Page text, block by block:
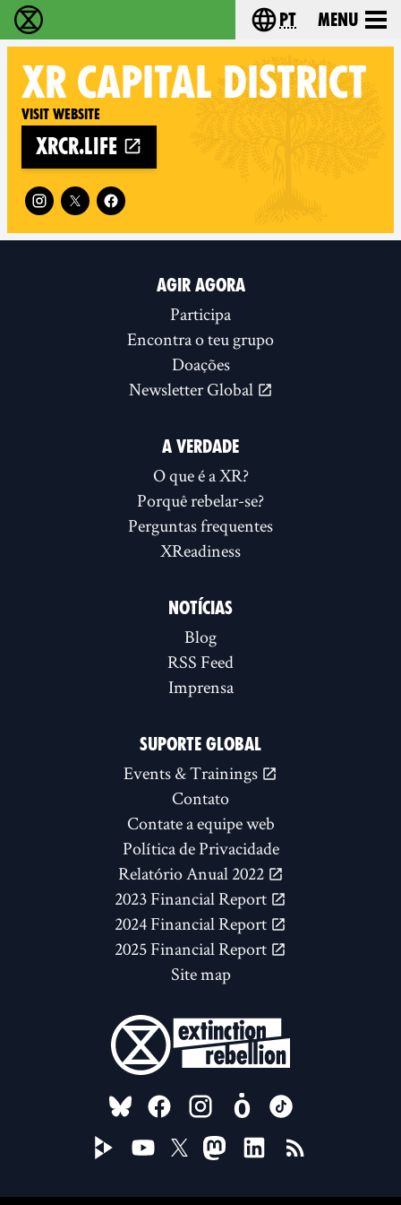
Extinction Rebellion - Home Choose your
pt Menu
XR CAPITAL DISTRICT
Visit website
xrcr.life
Follow XR Capital District on
AGIR AGORA
Participa
Encontra o teu grupo
Doações
Newsletter Global
A VERDADE
O que é a XR?
Porquê rebelar-se?
Perguntas frequentes
XReadiness
NOTÍCIAS
Blog
RSS Feed
Imprensa
SUPORTE GLOBAL
Events & Trainings
Contato
Contate a equipe web
Política de Privacidade
Relatório Anual 2022
2023 Financial Report
2024 Financial Report
2025 Financial Report
Site map
FOLLOW US ON